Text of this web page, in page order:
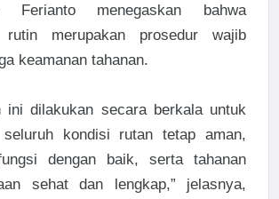
menegaskan bahwa
rutin merupakan prosedur wajib
keamanan tahanan.
ini dilakukan secara berkala untuk
seluruh kondisi rutan tetap aman,
dengan baik, serta tahanan
sehat dan lengkap,” jelasnya,